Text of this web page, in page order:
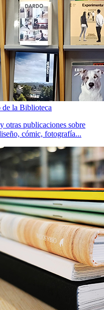
de la Biblioteca
otras publicaciones sobre
cómic, fotografía...